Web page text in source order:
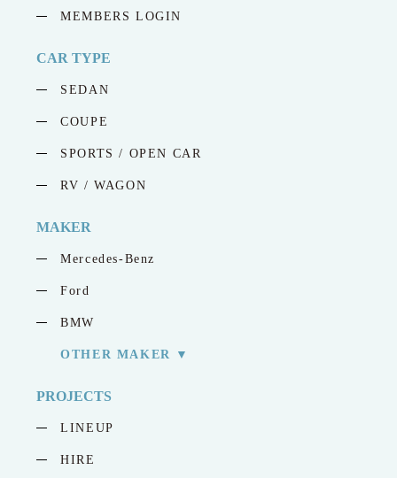
MEMBERS LOGIN
CAR TYPE
SEDAN
COUPE
SPORTS / OPEN CAR
RV / WAGON
MAKER
Mercedes-Benz
Ford
BMW
OTHER MAKER
PROJECTS
LINEUP
HIRE